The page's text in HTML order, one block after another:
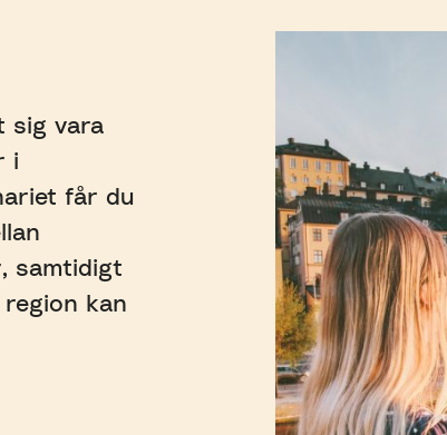
sig vara
i
får du
samtidigt
kan